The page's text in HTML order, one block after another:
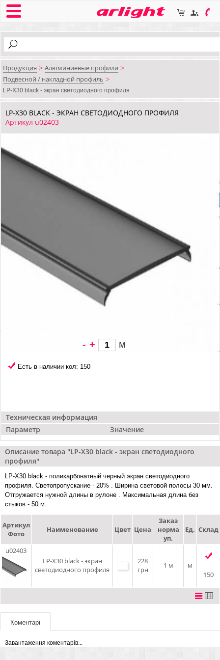
Продукция > Алюминиевые профили >
Подвесной / накладной профиль >
LP-X30 black - экран светодиодного профиля
LP-X30 BLACK - ЭКРАН СВЕТОДИОДНОГО ПРОФИЛЯ
Артикул u02403
Техническая информация
Параметр
Значение
- + м
Есть в наличии кол: 150
Описание товара "LP-X30 black - экран светодиодного
профиля"
LP-Х30 black - поликарбонатный черный экран светодиодного
профиля. Светопропускание - 20% . Ширина световой полосы 30 мм.
Отгружается нужной длины в рулоне . Максимальная длина без
стыков - 50 м.
Артикул
Фото
Наименование Цвет Цена
Заказ
норма
уп.
Ед. Склад
u02403
LP-X30 black - экран
светодиодного профиля
228
грн
1 м
м
150
Коментарі
Завантаження коментарів...